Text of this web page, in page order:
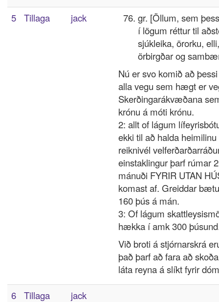
5 Tillaga jack
gr. [Öllum, sem
í lögum réttur til
sjúkleika, örorku,
örbirgðar og
Nú er svo komið að
alla vegu sem hægt er
Skerðingarákvæðana
krónu á móti krónu.
2: allt of lágum
ekki til að halda
reiknivél
einstaklingur þarf rúmar
mánuði FYRIR UTAN
komast af. Greiddar
160 þús á mán.
3: Of lágum
hækka í amk 300
Við broti á stjórnarskrá
það þarf að fara að
láta reyna á slíkt fyrir
6 Tillaga
jack